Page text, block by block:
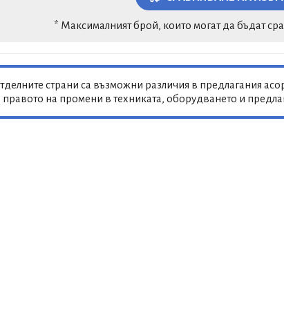
* Максималният брой, които могат да бъдат
страни са възможни различия в предлагания
на промени в техниката, оборудването и